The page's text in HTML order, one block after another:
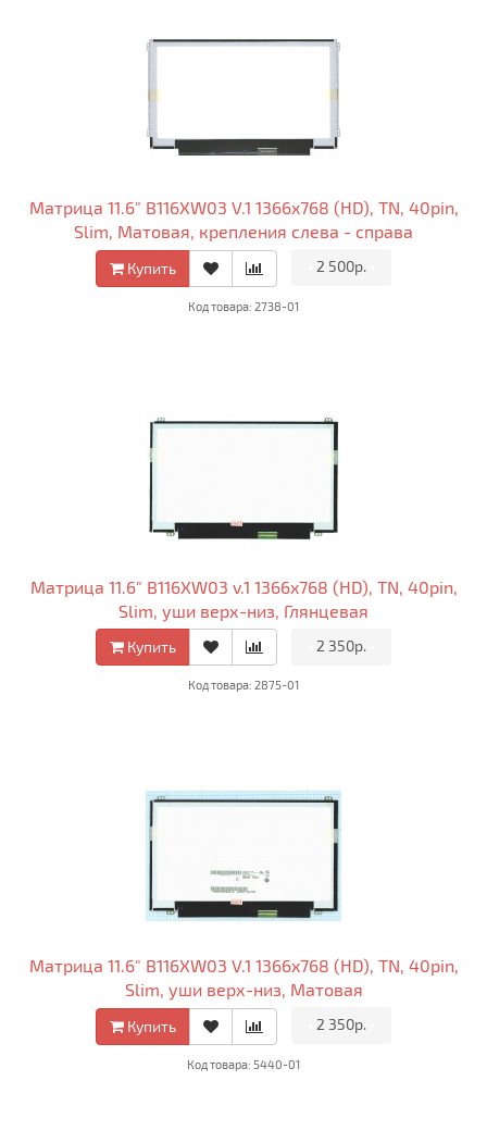
Матрица 11.6" B116XW03 V.1 1366x768 (HD), TN, 40pin,
Slim, Матовая, крепления слева - справа
Купить 2 500р.
Код товара: 2738-01
Матрица 11.6" B116XW03 v.1 1366x768 (HD), TN, 40pin,
Slim, уши верх-низ, Глянцевая
Купить 2 350р.
Код товара: 2875-01
Матрица 11.6" B116XW03 V.1 1366x768 (HD), TN, 40pin,
Slim, уши верх-низ, Матовая
Купить 2 350р.
Код товара: 5440-01